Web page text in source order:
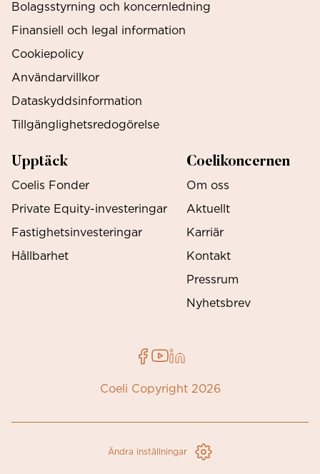
Bolagsstyrning och koncernledning
Finansiell och legal information
Cookiepolicy
Användarvillkor
Dataskyddsinformation
Tillgänglighetsredogörelse
Upptäck
Coelis Fonder
Private Equity-investeringar
Fastighetsinvesteringar
Hållbarhet
Coelikoncernen
Om oss
Aktuellt
Karriär
Kontakt
Pressrum
Nyhetsbrev
Coeli Copyright 2026
Ändra inställningar